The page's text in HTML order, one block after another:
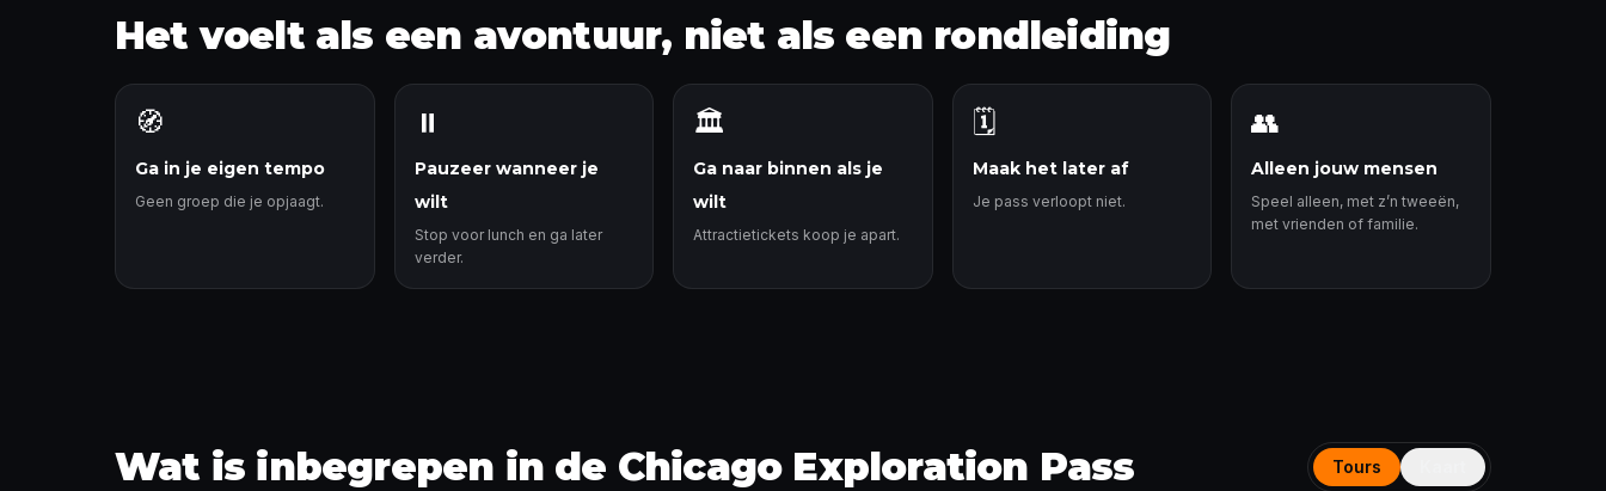
Het voelt als een avontuur, niet als een rondleiding
🧭
Ga in je eigen tempo
Geen groep die je opjaagt.
⏸️
Pauzeer wanneer je
wilt
Stop voor lunch en ga later
verder.
🏛️
Ga naar binnen als je
wilt
Attractietickets koop je apart.
🗓️
Maak het later af
Je pass verloopt niet.
👥
Alleen jouw mensen
Speel alleen, met z’n tweeën,
met vrienden of familie.
Wat is inbegrepen in de Chicago Exploration Pass Tours